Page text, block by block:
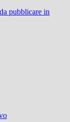
pubblicare in